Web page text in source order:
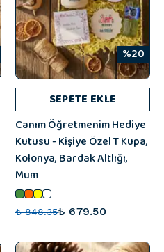
%20
SEPETE EKLE
Canım Öğretmenim Hediye
Kutusu - Kişiye Özel T Kupa,
Kolonya, Bardak Altlığı,
Mum
₺ 848.35₺ 679.50